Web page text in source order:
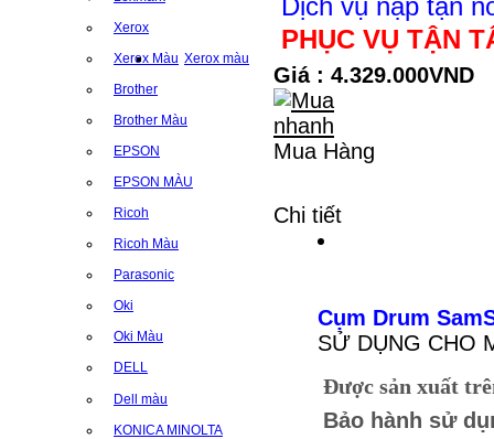
Xerox
Xerox Màu Xerox màu
Brother
Brother Màu
EPSON
EPSON MÀU
Ricoh
Ricoh Màu
Parasonic
Oki
Oki Màu
DELL
Dell màu
KONICA MINOLTA
Dịch vụ nạp tận
PHỤC VỤ TẬN
Giá : 4.329.000VND
Mua Hàng
Chi tiết
Cụm Drum
SỬ DỤNG CHO
Được sản xuất
Bảo hành sử